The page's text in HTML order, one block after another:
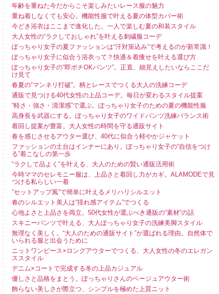
年齢を重ねた今だからこそ楽しみたいレース服の魅力
重ね着しなくても安心。機能性服で叶える夏の体型カバー術
今どき浴衣はここまで進化した。一人で楽しむ夏の和装スタイル
大人女性の“ラクしておしゃれ”を叶える刺繍服コーデ
ぽっちゃり女子の夏ファッションは“汗対策込み”で考えるのが新常識！
ぽっちゃり女子に似合う浴衣って？快適＆着痩せを叶える選び方
ぽっちゃり女子の“即ポチOKパンツ”。正直、細見えしたいならここだ
け見て
春夏の“マンネリ打破”。柄とレースでつくる大人の洗練コーデ
通販で見つける40代女性の上品コーデ。毎日が変わるスタイル提案
“軽さ・強さ・清潔感”で選ぶ。ぽっちゃり女子のための夏の機能性服
高身長を武器にする。ぽっちゃり女子のワイドパンツ洗練バランス術
着回し提案が豊富。大人女性の時間を守る通販サイト
春を感じさせるアウター選び、40代に似合う軽やかジャケット
ファッションの土台はインナーにあり。ぽっちゃり女子の“自信をつけ
る”着こなしの第一歩
“ラクして品よく”を叶える、大人のための賢い通販活用術
今時ママのセレモニー服は、上品さと着回し力がカギ。ALAMODEで見
つける私らしい一着
“セットアップ風”で簡単に叶えるメリハリシルエット
春のシルエット美人は“揺れ感アイテム”でつくる
心地よさと上品さを両立。50代女性が選ぶべき通販の“素材”の話
スキニーパンツで叶える、大人ぽっちゃり女子の洗練美脚スタイル
無理なく美しく。“大人のための通販サイト”が選ばれる理由。自然体で
いられる服と出会うために
ニットワンピース×ロングアウターでつくる、大人女性の冬のエレガン
ススタイル
デニム×コートで完成する冬の上品カジュアル
優しさと品格をまとう。ぽっちゃりさんのベージュアウター術
飾らない美しさが際立つ、シンプルを極めた上質ニット